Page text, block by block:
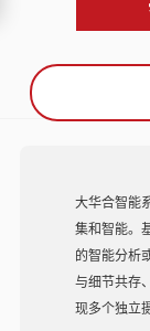
大华合智能
集和智能。
的智能分析
与细节共存
现多个独立